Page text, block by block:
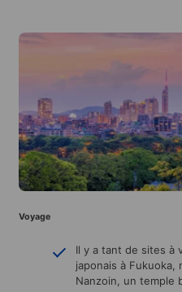
Voyage
Il y a tant de sites à
japonais à Fukuoka,
Nanzoin, un temple